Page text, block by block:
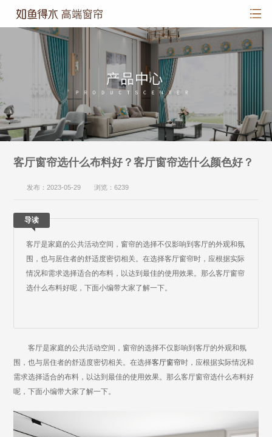
客厅窗帘选什么布料好？客厅窗帘选什么颜色好？
发布：2023-05-29 浏览：6239
导读
客厅是家庭的公共活动空间，窗帘的选择不仅影响到客厅的外观和氛
围，也与居住者的舒适度密切相关。在选择客厅窗帘时，应根据实际
情况和需求选择适合的布料，以达到最佳的使用效果。那么客厅窗帘
选什么布料好呢，下面小编带大家了解一下。
客厅是家庭的公共活动空间，窗帘的选择不仅影响到客厅的外观和氛
围，也与居住者的舒适度密切相关。在选择客厅窗帘时，应根据实际情况和
需求选择适合的布料，以达到最佳的使用效果。那么客厅窗帘选什么布料好
呢，下面小编带大家了解一下。